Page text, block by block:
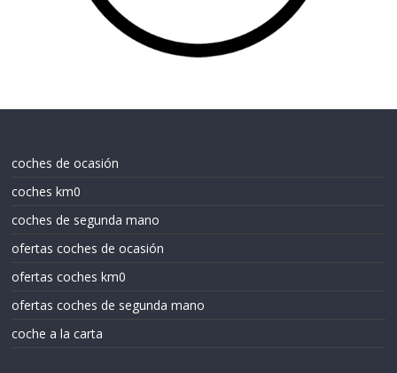
coches de ocasión
coches km0
coches de segunda mano
ofertas coches de ocasión
ofertas coches km0
ofertas coches de segunda mano
coche a la carta